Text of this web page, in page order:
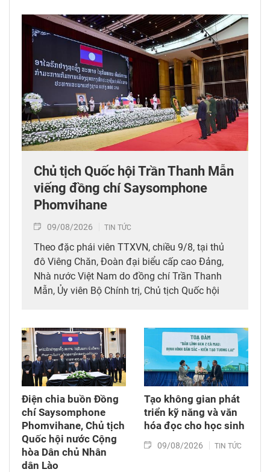
Chủ tịch Quốc hội Trần Thanh Mẫn
viếng đồng chí Saysomphone
Phomvihane
09/08/2026 TIN TỨC
Theo đặc phái viên TTXVN, chiều 9/8, tại thủ
đô Viêng Chăn, Đoàn đại biểu cấp cao Đảng,
Nhà nước Việt Nam do đồng chí Trần Thanh
Mẫn, Ủy viên Bộ Chính trị, Chủ tịch Quốc hội
trị, Chủ tịch Quốc hội Lào.
Điện chia buồn Đồng
chí Saysomphone
Phomvihane, Chủ tịch
Quốc hội nước Cộng
hòa Dân chủ Nhân
dân Lào
Tạo không gian phát
triển kỹ năng và văn
hóa đọc cho học sinh
09/08/2026 TIN TỨC